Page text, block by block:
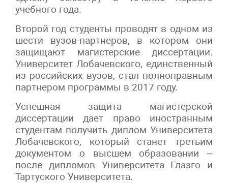
учебного года.
Второй год студенты проводят в одном из
шести вузов-партнеров, в котором они
защищают магистерские диссертации.
Университет Лобачевского, единственный
из российских вузов, стал полноправным
партнером программы в 2017 году.
Успешная защита магистерской
диссертации дает право иностранным
студентам получить диплом Университета
Лобачевского, который станет третьим
документом о высшем образовании –
после дипломов Университета Глазго и
Тартуского Университета.